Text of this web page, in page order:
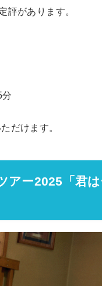
評があります。
だけます。
アー2025「君